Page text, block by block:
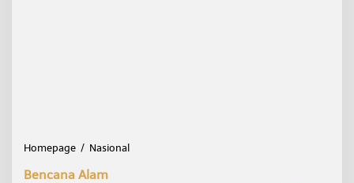
Homepage / Nasional
Bencana Alam